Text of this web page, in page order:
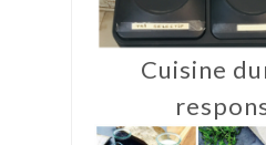
Cuisine